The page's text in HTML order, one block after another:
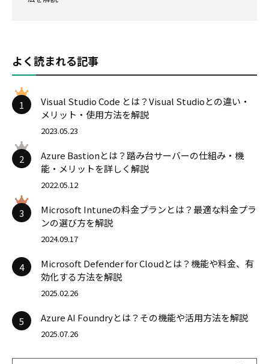
よく読まれる記事
1
Visual Studio Code とは？Visual Studioとの違い・
メリット・使用方法を解説
2023.05.23
2
Azure Bastionとは？踏み台サーバーの仕組み・機
能・メリットを詳しく解説
2022.05.12
3
Microsoft Intuneの料金プランとは？最適な料金プラ
ンの選び方を解説
2024.09.17
4
Microsoft Defender for Cloudとは？機能や料金、有
効化する方法を解説
2025.02.26
5 Azure AI Foundryとは？その機能や活用方法を解説
2025.07.26